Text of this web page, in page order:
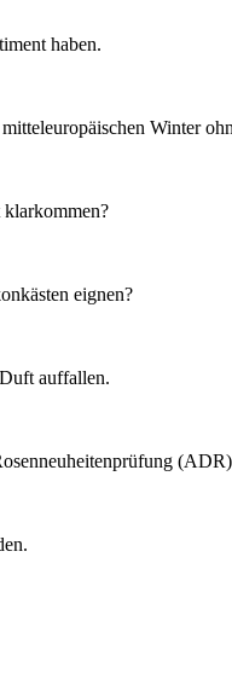
haben.
Winter
eignen?
auffallen.